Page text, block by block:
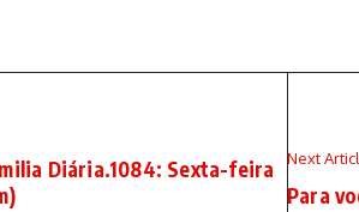
Diária.1084: Sexta-feira
Next
Para